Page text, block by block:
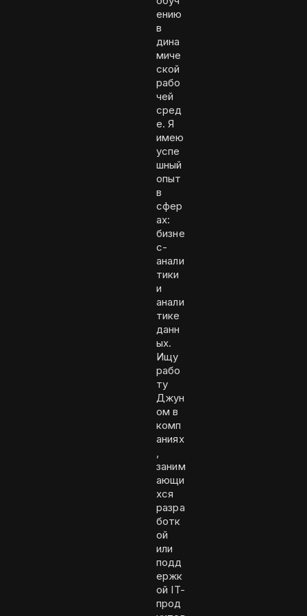
ению
в
дина
миче
ской
рабо
чей
сред
е. Я
имею
успе
шный
опыт
в
сфер
ах:
бизне
с-
анали
тики
и
анали
тике
данн
ых.
Ищу
рабо
ту
Джун
ом в
комп
аниях
,
заним
ающи
хся
разра
ботк
ой
или
подд
ержк
ой IT-
прод